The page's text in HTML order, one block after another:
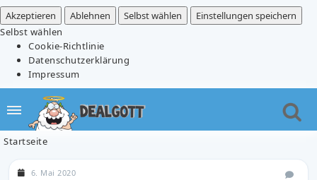
Akzeptieren
Ablehnen Selbst wählen
Einstellungen speichern
Selbst wählen
Cookie-Richtlinie
Datenschutzerklärung
Impressum
Startseite
6. Mai 2020